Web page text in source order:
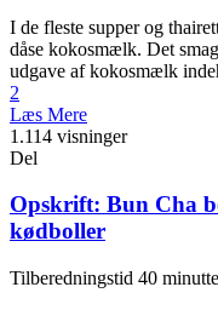
I de fleste supper og
dåse kokosmælk. Det
udgave af kokosmælk
2
Læs Mere
1.114 visninger
Del
Opskrift: Bun Cha
kødboller
Tilberedningstid 40